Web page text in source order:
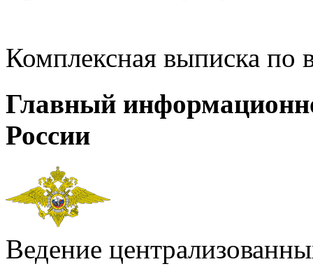
Комплексная выписка
Главный
России
Ведение